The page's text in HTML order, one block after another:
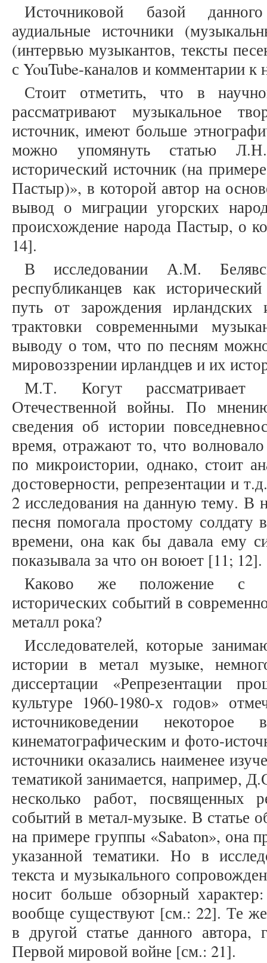
Источниковой базой
аудиальные источники
(интервью музыкантов, тексты
с YouTube-каналов и комментарии к
Стоит отметить, что в
рассматривают музыкальное
источник, имеют больше
можно упомянуть статью
исторический источник (на
Пастыр)», в которой автор на
вывод о миграции угорских
происхождение народа Пастыр, о
14].
В исследовании А.М.
республиканцев как
путь от зарождения
трактовки современными
выводу о том, что по песням
мировоззрении ирландцев и их
М.Т. Когут рассматривает
Отечественной войны. По
сведения об истории
время, отражают то, что
по микроистории, однако, стоит
достоверности, репрезентации и
2 исследования на данную тему. В
песня помогала простому солдату
времени, она как бы давала ему
показывала за что он воюет [11; 12].
Каково же положение с
исторических событий в
металл рока?
Исследователей, которые
истории в метал музыке,
диссертации «Репрезентации
культуре 1960-1980-х годов»
источниковедении
кинематографическим и фото-
источники оказались наименее
тематикой занимается, например,
несколько работ, посвященных
событий в метал-музыке. В статье
на примере группы «Sabaton», она
указанной тематики. Но в
текста и музыкального
носит больше обзорный
вообще существуют [см.: 22]. Те же
в другой статье данного автора,
Первой мировой войне [см.: 21].